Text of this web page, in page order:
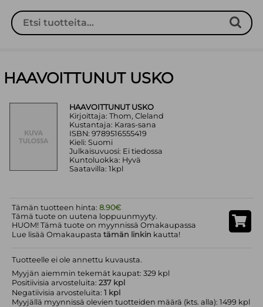
HAAVOITTUNUT USKO
HAAVOITTUNUT USKO
Kirjoittaja: Thom, Cleland
Kustantaja: Karas-sana
ISBN: 9789516555419
Kieli: Suomi
Julkaisuvuosi: Ei tiedossa
Kuntoluokka: Hyvä
Saatavilla: 1kpl
Tämän tuotteen hinta:8.90€
Tämä tuote on uutena loppuunmyyty.
HUOM! Tämä tuote on myynnissä Omakaupassa
Lue lisää Omakaupastatämän linkin kautta!
Tuotteelle ei ole annettu kuvausta.
Myyjän aiemmin tekemät kaupat: 329 kpl
Positiivisia arvosteluita:237 kpl
Negatiivisia arvosteluita:1 kpl
Myyjällä myynnissä olevien tuotteiden määrä (kts. alla): 1499 kpl